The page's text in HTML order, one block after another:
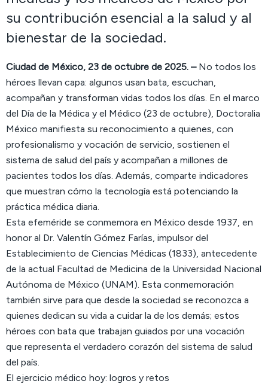
su contribución esencial a la salud y al
bienestar de la sociedad.
Ciudad de México, 23 de octubre de 2025. –No todos los
héroes llevan capa: algunos usan bata, escuchan,
acompañan y transforman vidas todos los días. En el marco
del Día de la Médica y el Médico (23 de octubre), Doctoralia
México manifiesta su reconocimiento a quienes, con
profesionalismo y vocación de servicio, sostienen el
sistema de salud del país y acompañan a millones de
pacientes todos los días. Además, comparte indicadores
que muestran cómo la tecnología está potenciando la
práctica médica diaria.
Esta efeméride se conmemora en México desde 1937, en
honor al Dr. Valentín Gómez Farías, impulsor del
Establecimiento de Ciencias Médicas (1833), antecedente
de la actual Facultad de Medicina de la Universidad Nacional
Autónoma de México (UNAM). Esta conmemoración
también sirve para que desde la sociedad se reconozca a
quienes dedican su vida a cuidar la de los demás; estos
héroes con bata que trabajan guiados por una vocación
que representa el verdadero corazón del sistema de salud
del país.
El ejercicio médico hoy: logros y retos